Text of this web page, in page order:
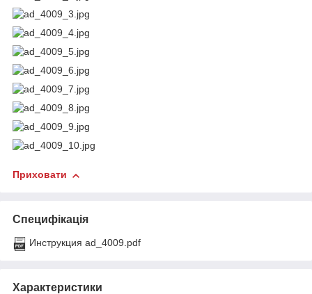
Приховати
Специфікація
Инструкция ad_4009.pdf
Характеристики